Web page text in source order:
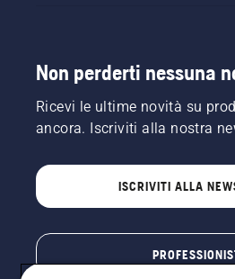
Non perderti nessuna
Ricevi le ultime novità su
ancora. Iscriviti alla nostra
ISCRIVITI ALLA